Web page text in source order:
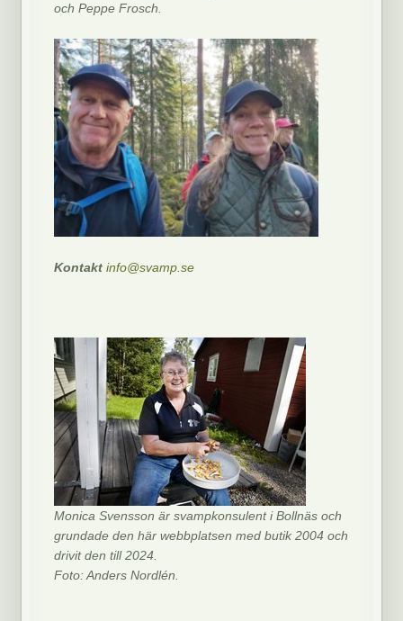
och Peppe Frosch.
Kontaktinfo@svamp.se
Monica Svensson är svampkonsulent i Bollnäs och
grundade den här webbplatsen med butik 2004 och
drivit den till 2024.
Foto: Anders Nordlén.